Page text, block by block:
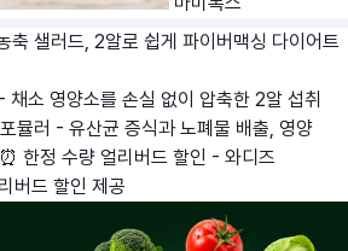
축 샐러드, 2알로 쉽게 파이버맥싱 다이어트
소 영양소를 손실 없이 압축한 2알 섭취
뮬러 - 유산균 증식과 노폐물 배출, 영양
한정 수량 얼리버드 할인 - 와디즈
버드 할인 제공